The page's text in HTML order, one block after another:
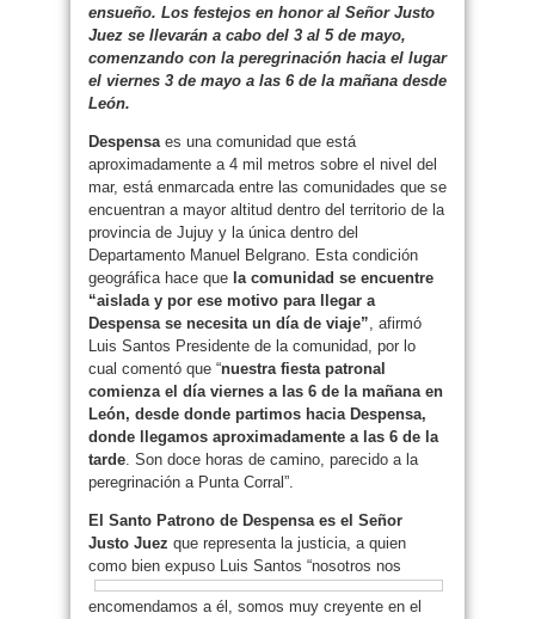
ensueño. Los festejos en honor al Señor Justo
Juez se llevarán a cabo del 3 al 5 de mayo,
comenzando con la peregrinación hacia el lugar
el viernes 3 de mayo a las 6 de la mañana desde
León.
Despensaes una comunidad que está
aproximadamente a 4 mil metros sobre el nivel del
mar, está enmarcada entre las comunidades que se
encuentran a mayor altitud dentro del territorio de la
provincia de Jujuy y la única dentro del
Departamento Manuel Belgrano. Esta condición
geográfica hace que la comunidad se encuentre
“aislada y por ese motivo para llegar a
Despensa se necesita un día de viaje”, afirmó
Luis Santos Presidente de la comunidad, por lo
cual comentó que “nuestra fiesta patronal
comienza el día viernes a las 6 de la mañana en
León, desde donde partimos hacia Despensa,
donde llegamos aproximadamente a las 6 de la
tarde. Son doce horas de camino, parecido a la
peregrinación a Punta Corral”.
El Santo Patrono de Despensa es el Señor
Justo Juez que representa la justicia, a quien
como bien expuso Luis Santos “nosotros nos
encomendamos a él, somos muy creyente en el